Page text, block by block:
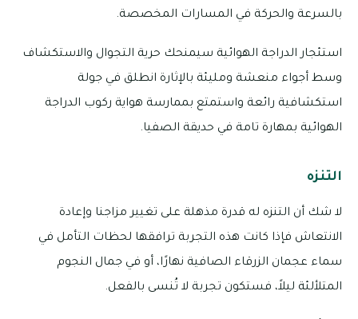
بالسرعة والحركة في المسارات المخصصة.
استئجار الدراجة الهوائية سيمنحك حرية التجوال والاستكشاف
وسط أجواء منعشة ومليئة بالإثارة انطلق في جولة
استكشافية رائعة واستمتع بممارسة هواية ركوب الدراجة
الهوائية بمهارة تامة في حديقة الصفيا.
التنزه
لا شك أن التنزه له قدرة مذهلة على تغيير مزاجنا وإعادة
الانتعاش فإذا كانت هذه التجربة ترافقها لحظات التأمل في
سماء عجمان الزرقاء الصافية نهارًا، أو في جمال النجوم
المتلألئة ليلاً، فستكون تجربة لا تُنسى بالفعل.